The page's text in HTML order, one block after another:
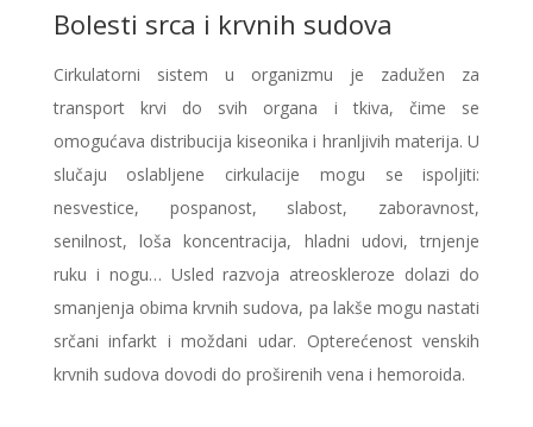
Bolesti srca i krvnih sudova
Cirkulatorni sistem u organizmu je zadužen za
transport krvi do svih organa i tkiva, čime se
omogućava distribucija kiseonika i hranljivih materija. U
slučaju oslabljene cirkulacije mogu se ispoljiti:
nesvestice, pospanost, slabost, zaboravnost,
senilnost, loša koncentracija, hladni udovi, trnjenje
ruku i nogu… Usled razvoja atreoskleroze dolazi do
smanjenja obima krvnih sudova, pa lakše mogu nastati
srčani infarkt i moždani udar. Opterećenost venskih
krvnih sudova dovodi do proširenih vena i hemoroida.